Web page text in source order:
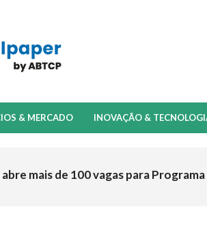
& MERCADO INOVAÇÃO &
mais de 100 vagas para